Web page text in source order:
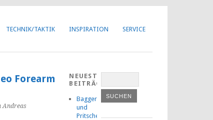
TECHNIK/TAKTIK INSPIRATION SERVICE
Forearm
Andreas
NEUESTE
BEITRÄGE
Baggern
und
Pritschen